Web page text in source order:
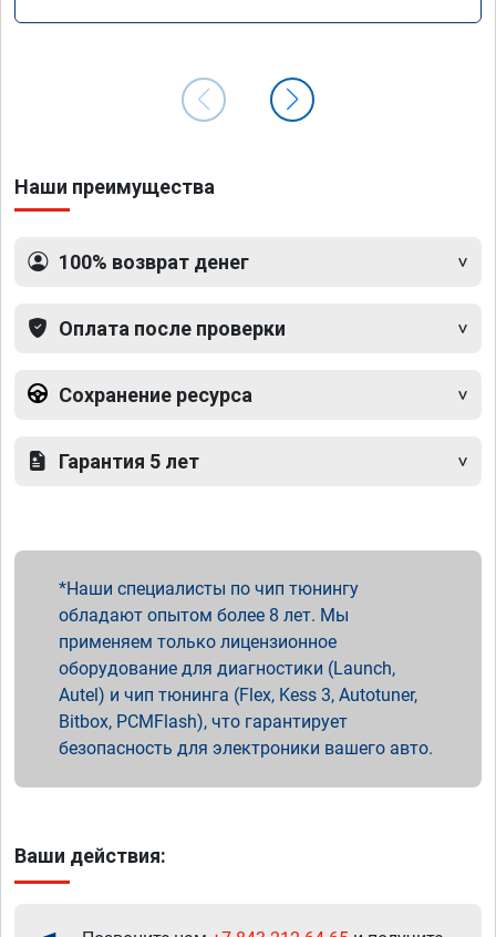
Наши преимущества
100% возврат денег
Оплата после проверки
Сохранение ресурса
Гарантия 5 лет
Наши специалисты по чип тюнингу
обладают опытом более 8 лет. Мы
применяем только лицензионное
оборудование для диагностики (Launch,
Autel) и чип тюнинга (Flex, Kess 3, Autotuner,
Bitbox, PCMFlash), что гарантирует
безопасность для электроники вашего авто.
Ваши действия: